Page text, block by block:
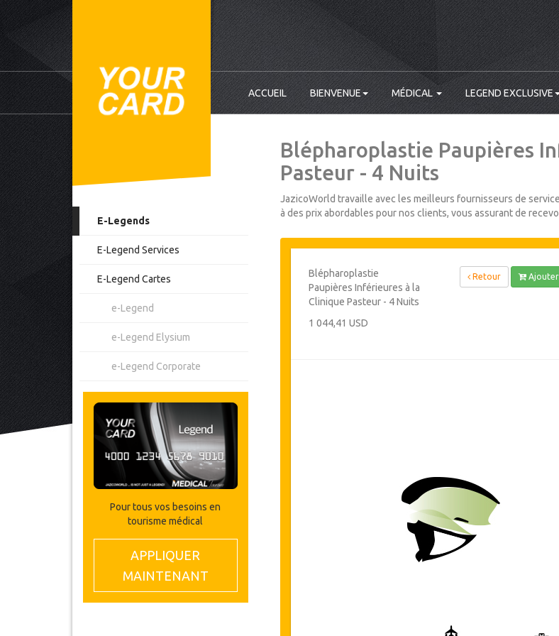
ACCUEIL BIENVENUE MÉDICAL LEGEND EXCLUSIVE
E-Legends
E-Legend Services
E-Legend Cartes
e-Legend
e-Legend Elysium
e-Legend Corporate
Pour tous vos besoins en
tourisme médical
APPLIQUER
MAINTENANT
Blépharoplastie Paupières
Pasteur - 4 Nuits
JazicoWorld travaille avec les meilleurs fournisseurs de
à des prix abordables pour nos clients, vous assurant de
Blépharoplastie
Paupières Inférieures à la
Clinique Pasteur - 4 Nuits
1 044,41 USD
Retour Ajouter